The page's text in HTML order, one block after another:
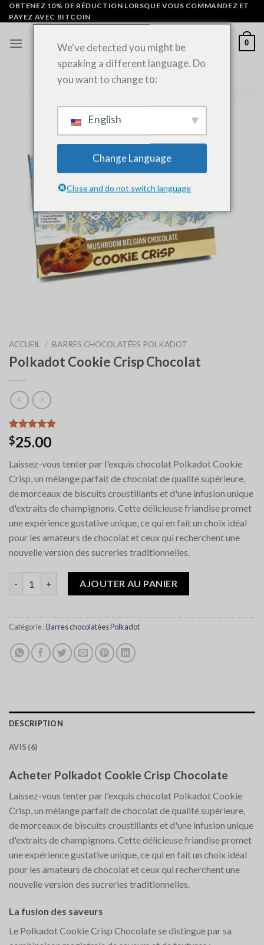
Skip
to
OBTENEZ 10% DE RÉDUCTION LORSQUE VOUS COMMANDEZ ET
PAYEZ AVEC BITCOIN
0
ACCUEIL / BARRES CHOCOLATÉES POLKADOT
Polkadot Cookie Crisp Chocolat
Noté 5.00
sur 5 basé
6
notations
client
$25.00
Laissez-vous tenter par l'exquis chocolat Polkadot Cookie
Crisp, un mélange parfait de chocolat de qualité supérieure,
de morceaux de biscuits croustillants et d'une infusion unique
d'extraits de champignons. Cette délicieuse friandise promet
une expérience gustative unique, ce qui en fait un choix idéal
pour les amateurs de chocolat et ceux qui recherchent une
nouvelle version des sucreries traditionnelles.
AJOUTER AU PANIER
Catégorie :Barres chocolatées Polkadot
DESCRIPTION
AVIS (6)
Acheter Polkadot Cookie Crisp Chocolate
Laissez-vous tenter par l'exquis chocolat Polkadot Cookie
Crisp, un mélange parfait de chocolat de qualité supérieure,
de morceaux de biscuits croustillants et d'une infusion unique
d'extraits de champignons. Cette délicieuse friandise promet
une expérience gustative unique, ce qui en fait un choix idéal
pour les amateurs de chocolat et ceux qui recherchent une
nouvelle version des sucreries traditionnelles.
La fusion des saveurs
Le Polkadot Cookie Crisp Chocolate se distingue par sa
We've detected you might be
speaking a different language. Do
you want to change to:
English
Change Language
Close and do not switch language